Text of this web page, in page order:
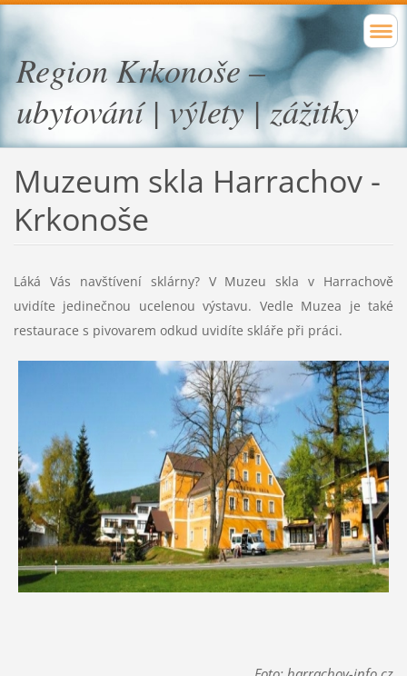
Region Krkonoše –
ubytování | výlety | zážitky
Muzeum skla Harrachov -
Krkonoše
Láká Vás navštívení sklárny? V Muzeu skla v Harrachově
uvidíte jedinečnou ucelenou výstavu. Vedle Muzea je také
restaurace s pivovarem odkud uvidíte skláře při práci.